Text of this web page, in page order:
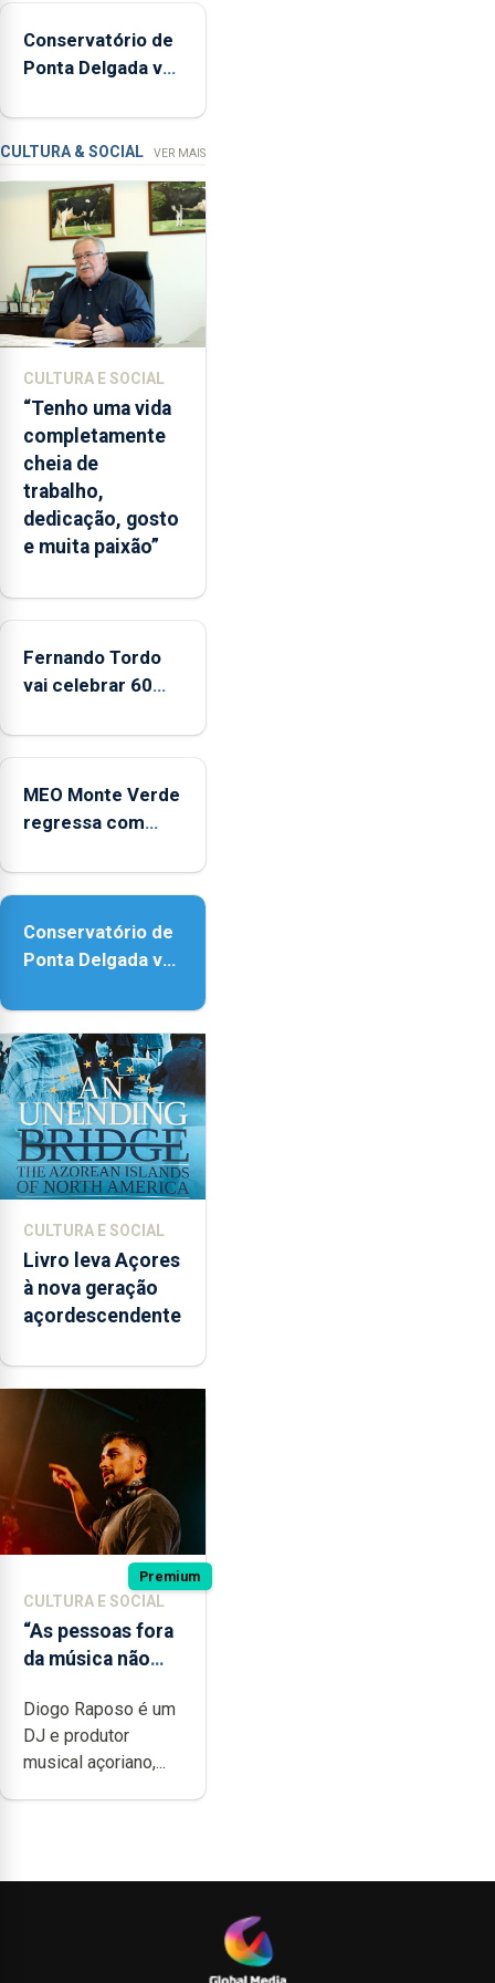
inspeções
relacionadas
a
apanha
ilegal
lapas
2022
e
2026.
ilha
das
Flores
apresenta
um
“decréscimo
significativo”
CPUE
2022
e
Conservatório de
Ponta Delgada vai
instrumentos
CULTURA & SOCIAL VER MAIS
CULTURA E SOCIAL
“Tenho uma vida
completamente
cheia de
trabalho,
dedicação, gosto
e muita paixão”
Fernando Tordo
vai celebrar 60
no Coliseu
MEO Monte Verde
regressa com
acessibilidade
Conservatório de
Ponta Delgada vai
instrumentos
CULTURA E SOCIAL
Livro leva Açores
à nova geração
açordescendente
Premium
CULTURA E SOCIAL
“As pessoas fora
da música não
quão difícil é
produzir uma
música”
Diogo Raposo é um
DJ e produtor
musical açoriano,...